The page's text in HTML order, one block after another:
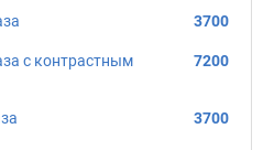
3700
с контрастным
7200
3700